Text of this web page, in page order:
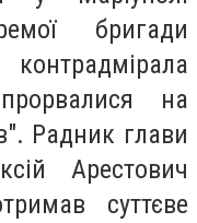
бригади
на
Радник глави
Арестович
суттєве